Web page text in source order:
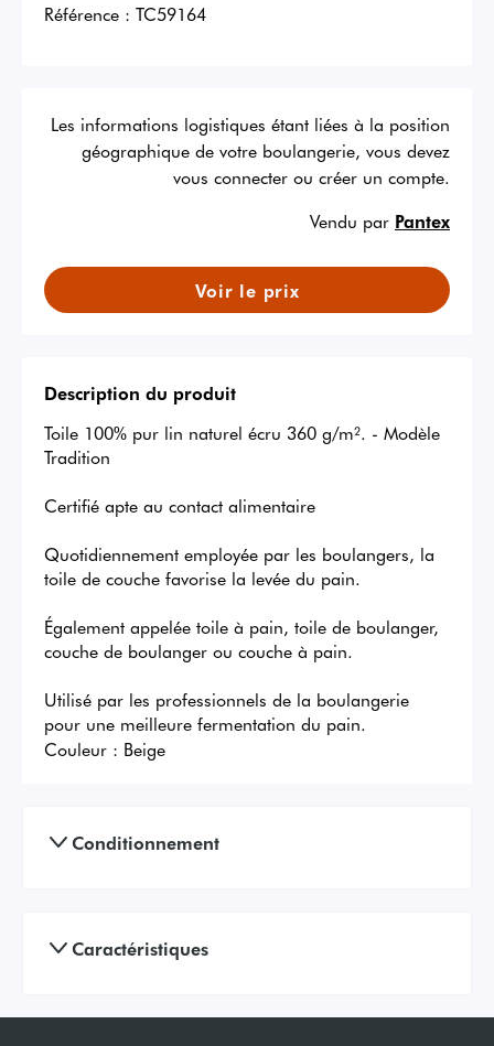
Référence : TC59164
Les informations logistiques étant liées à la position
géographique de votre boulangerie, vous devez
vous connecter ou créer un compte.
Vendu par Pantex
Voir le prix
Description du produit
Toile 100% pur lin naturel écru 360 g/m². - Modèle
Tradition
Certifié apte au contact alimentaire
Quotidiennement employée par les boulangers, la
toile de couche favorise la levée du pain.
Également appelée toile à pain, toile de boulanger,
couche de boulanger ou couche à pain.
Utilisé par les professionnels de la boulangerie
pour une meilleure fermentation du pain.
Couleur : Beige
Conditionnement
Caractéristiques